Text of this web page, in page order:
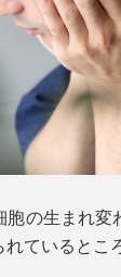
特に気にな
に負荷をか
つっぱり感
」を配合した
本品「EGF
ラル」をつ
。
っていたプ
？と考えた
胞の生まれ変
ているところ